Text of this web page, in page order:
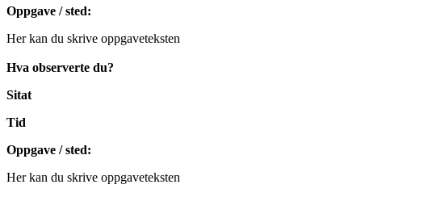
Oppgave / sted:
Her kan du skrive oppgaveteksten
Hva observerte du?
Sitat
Tid
Oppgave / sted:
Her kan du skrive oppgaveteksten